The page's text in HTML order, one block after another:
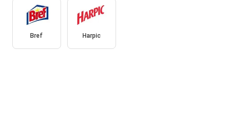
Bref Harpic